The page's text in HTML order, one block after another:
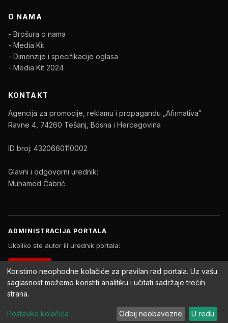
O NAMA
- Brošura o nama
- Media Kit
- Dimenzije i specifikacije oglasa
- Media Kit 2024
KONTAKT
Agencija za promocije, reklamu i propagandu „Afirmativa"
Ravne 4, 74260 Tešanj, Bosna i Hercegovina
ID broj: 4320660110002
Glavni i odgovorni urednik:
Muhamed Čabrić
ADMINISTRACIJA PORTALA
Ukoliko ste autor ili urednik portala:
Copyright © 2026 Afirmativa Portal. Sva prava zadržana.
ImpressumUslovi korištenja Politika privatnostiPostavke kolačića
Koristimo neophodne kolačiće za pravilan rad portala. Uz vašu
saglasnost možemo koristiti analitiku i učitati sadržaje trećih
strana.
Postavke kolačića Odbij neobavezne U redu